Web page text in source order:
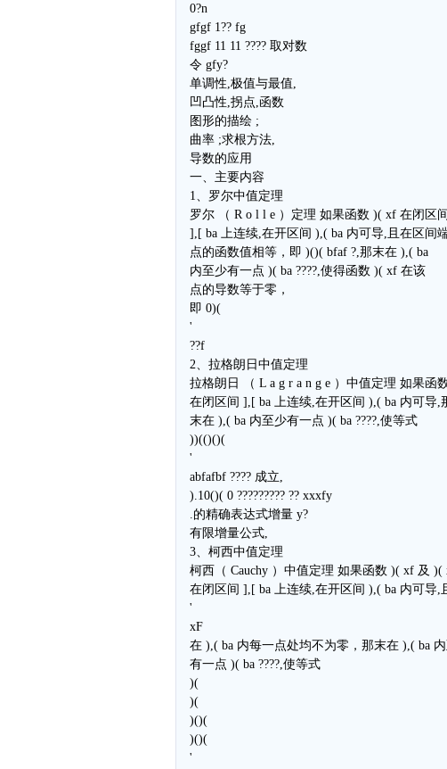
0?n
gfgf 1?? fg
fggf 11 11 ???? 取对数
令 gfy?
单调性,极值与最值,
凹凸性,拐点,函数
图形的描绘 ;
曲率 ;求根方法,
导数的应用
一、主要内容
1、罗尔中值定理
罗尔 （ R o l l e ）定理 如果函数 )( xf 在闭区间
],[ ba 上连续,在开区间 ),( ba 内可导,且在区间
点的函数值相等，即 )()( bfaf ?,那末在 ),( ba
内至少有一点 )( ba ????,使得函数 )( xf 在该
点的导数等于零，
即 0)(
'
??f
2、拉格朗日中值定理
拉格朗日 （ L a g r a n g e ）中值定理 如果函
在闭区间 ],[ ba 上连续,在开区间 ),( ba 内可导,
末在 ),( ba 内至少有一点 )( ba ????,使等式
))(()()(
'
abfafbf ???? 成立,
).10()( 0 ????????? ?? xxxfy
.的精确表达式增量 y?
有限增量公式,
3、柯西中值定理
柯西（ Cauchy ）中值定理 如果函数 )( xf 及 )(
在闭区间 ],[ ba 上连续,在开区间 ),( ba 内可导,
'
xF
在 ),( ba 内每一点处均不为零，那末在 ),( ba
有一点 )( ba ????,使等式
)(
)(
)()(
)()(
'